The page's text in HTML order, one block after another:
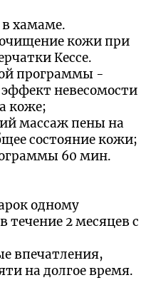
хамаме.
кожи при
Кессе.
программы -
невесомости
коже;
массаж пены на
состояние кожи;
60 мин.
одному
течение 2 месяцев с
впечатления,
на долгое время.